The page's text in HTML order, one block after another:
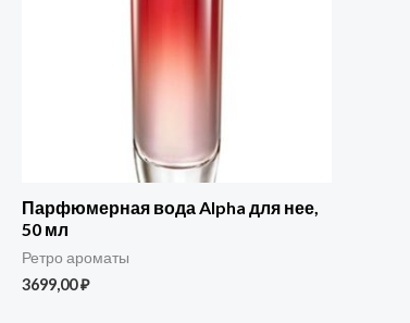
Парфюмерная вода Alpha для нее,
50 мл
Ретро ароматы
3699,00₽